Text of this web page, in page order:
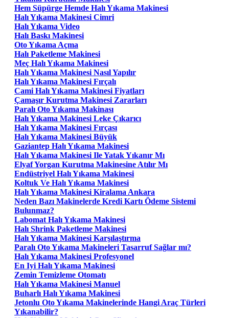
Hem Süpürge Hemde Halı Yıkama Makinesi
Halı Yıkama Makinesi Cimri
Halı Yıkama Video
Halı Baskı Makinesi
Oto Yıkama Açma
Halı Paketleme Makinesi
Meç Halı Yıkama Makinesi
Halı Yıkama Makinesi Nasıl Yapılır
Halı Yıkama Makinesi Fırçalı
Cami Halı Yıkama Makinesi Fiyatları
Çamaşır Kurutma Makinesi Zararları
Paralı Oto Yıkama Makinası
Halı Yıkama Makinesi Leke Çıkarıcı
Halı Yıkama Makinesi Fırçası
Halı Yıkama Makinesi Büyük
Gaziantep Halı Yıkama Makinesi
Halı Yıkama Makinesi Ile Yatak Yıkanır Mı
Elyaf Yorgan Kurutma Makinesine Atılır Mı
Endüstriyel Halı Yıkama Makinesi
Koltuk Ve Halı Yıkama Makinesi
Halı Yıkama Makinesi Kiralama Ankara
Neden Bazı Makinelerde Kredi Kartı Ödeme Sistemi
Bulunmaz?
Labomat Halı Yıkama Makinesi
Halı Shrink Paketleme Makinesi
Halı Yıkama Makinesi Karşılaştırma
Paralı Oto Yıkama Makineleri Tasarruf Sağlar mı?
Halı Yıkama Makinesi Profesyonel
En Iyi Halı Yıkama Makinesi
Zemin Temizleme Otomatı
Halı Yıkama Makinesi Manuel
Buharlı Halı Yıkama Makinesi
Jetonlu Oto Yıkama Makinelerinde Hangi Araç Türleri
Yıkanabilir?